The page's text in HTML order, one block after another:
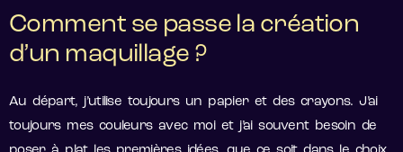
Comment se passe la création
d’un maquillage ?
Au départ, j’utilise toujours un papier et des crayons. J’ai
toujours mes couleurs avec moi et j’ai souvent besoin de